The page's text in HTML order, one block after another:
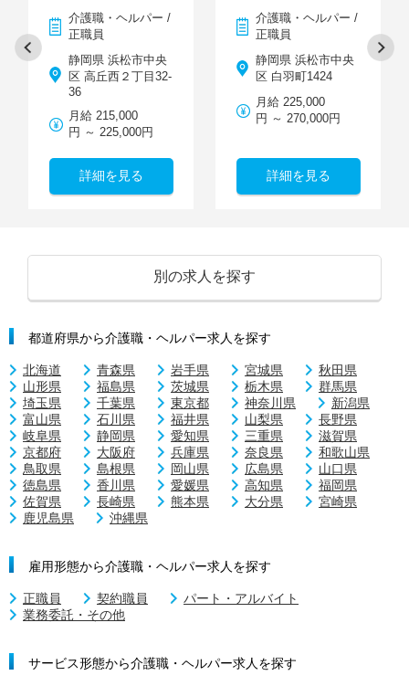
介護職・ヘルパー /
正職員
静岡県 浜松市中央
区 高丘西２丁目32-
36
月給 215,000
円 ～ 225,000円
詳細を見る
介護職・ヘルパー /
正職員
静岡県 浜松市中央
区 白羽町1424
月給 225,000
円 ～ 270,000円
詳細を見る
別の求人を探す
都道府県から介護職・ヘルパー求人を探す
北海道 青森県 岩手県 宮城県
秋田県
山形県
福島県 茨城県 栃木県
群馬県
埼玉県
千葉県 東京都 神奈川県
新潟県
富山県
石川県 福井県 山梨県
長野県
岐阜県
静岡県 愛知県 三重県
滋賀県
京都府
大阪府 兵庫県 奈良県
和歌山県
鳥取県
島根県 岡山県 広島県
山口県
徳島県
香川県 愛媛県 高知県
福岡県
佐賀県
長崎県 熊本県 大分県
宮崎県
鹿児島県
沖縄県
雇用形態から介護職・ヘルパー求人を探す
正職員 契約職員
パート・アルバイト
業務委託・その他
サービス形態から介護職・ヘルパー求人を探す